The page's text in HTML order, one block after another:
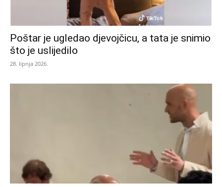
Poštar je ugledao djevojčicu, a tata je snimio
što je uslijedilo
28. lipnja 2026.